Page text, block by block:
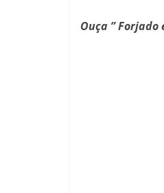
Ouça ” Forjado